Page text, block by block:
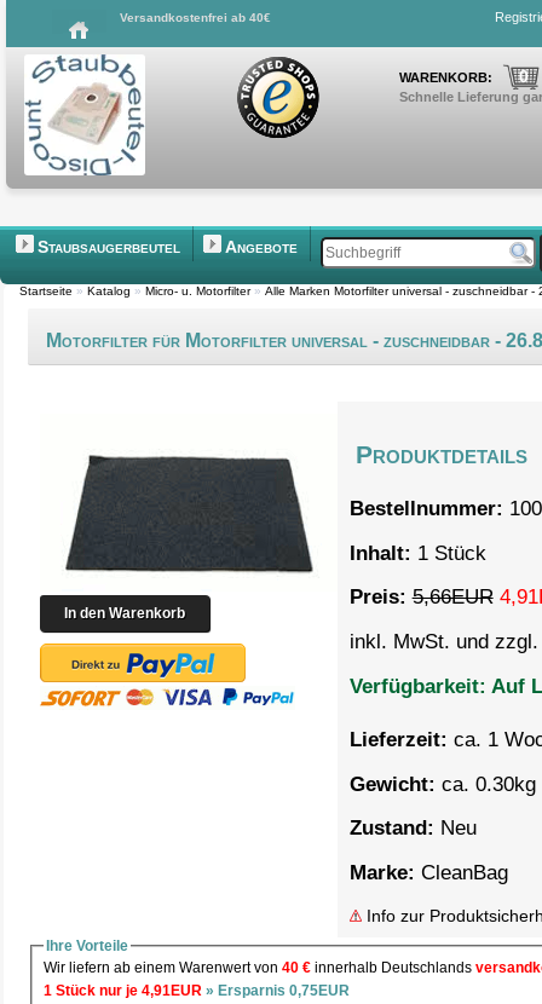
Versandkostenfrei ab 40€
WARENKORB: 0
Schnelle Lieferung
Staubsaugerbeutel Angebote
Startseite » Katalog » Micro- u. Motorfilter » Alle Marken Motorfilter universal - zuschneidbar -
Motorfilter für Motorfilter universal - zuschneidbar -
Produktdetails
Bestellnummer:
Inhalt: 1 Stück
Preis: 5,66EUR 4,91
inkl. MwSt. und
Verfügbarkeit: Auf
Lieferzeit: ca. 1
Gewicht: ca. 0.30kg
Zustand: Neu
Marke: CleanBag
Info zur
Ihre Vorteile
Wir liefern ab einem Warenwert von40 € innerhalb Deutschlands
1 Stück nur je 4,91EUR » Ersparnis 0,75EUR